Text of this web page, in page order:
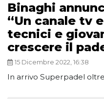
Binaghi
“Un canale tv
tecnici e
crescere il
15 Dicembre 2022, 16:38
In arrivo Superpadel